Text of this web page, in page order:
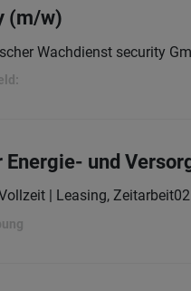
(m/w)
Wachdienst security
und
| Leasing, Zeitarbeit